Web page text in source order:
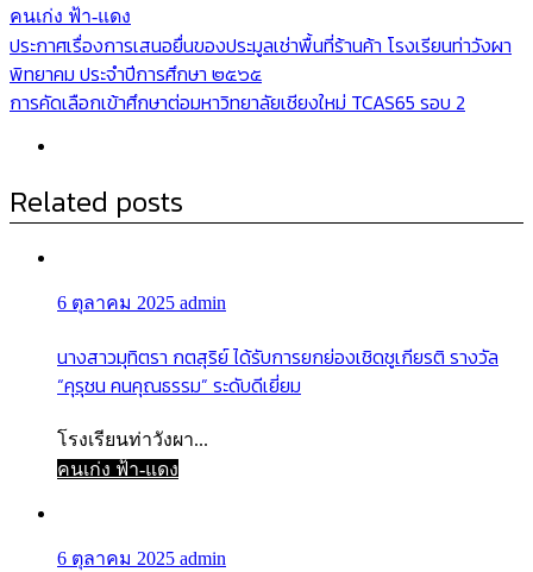
คนเก่ง ฟ้า-แดง
แนะแนว
เรื่อง
ประกาศเรื่องการเสนอยื่นของประมูลเช่าพื้นที่ร้านค้า โรงเรียนท่าวังผา
พิทยาคม ประจำปีการศึกษา ๒๕๖๕
การคัดเลือกเข้าศึกษาต่อมหาวิทยาลัยเชียงใหม่ TCAS65 รอบ 2
Related posts
6 ตุลาคม 2025 admin
นางสาวมุทิตรา กตสุริย์ ได้รับการยกย่องเชิดชูเกียรติ รางวัล
“คุรุชน คนคุณธรรม” ระดับดีเยี่ยม
โรงเรียนท่าวังผา...
คนเก่ง ฟ้า-แดง
6 ตุลาคม 2025 admin